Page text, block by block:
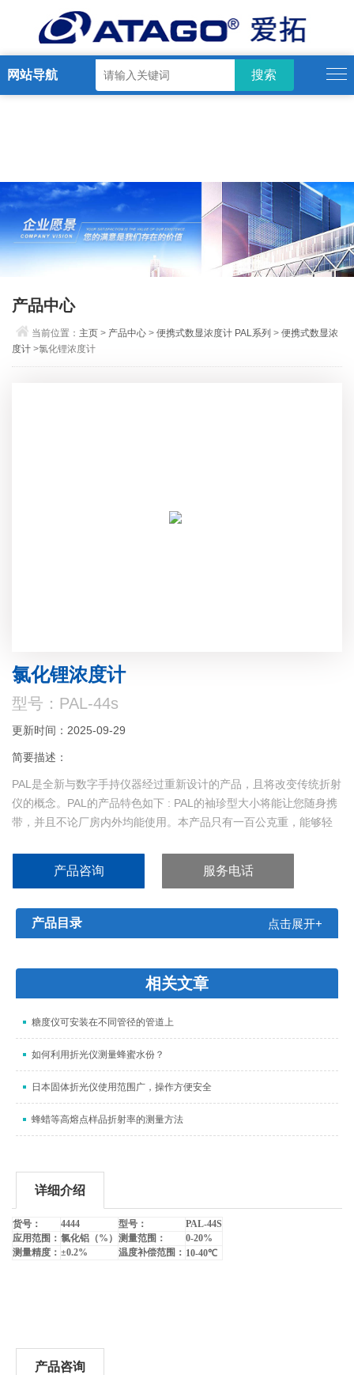
网站导航
产品中心
当前位置： 主页 > 产品中心 >便携式数显浓度计 PAL系列 >便携式数显浓
度计 >氯化锂浓度计
氯化锂浓度计
型号：PAL-44s
更新时间：2025-09-29
简要描述：
PAL是全新与数字手持仪器经过重新设计的产品，且将改变传统折射
仪的概念。PAL的产品特色如下 : PAL的袖珍型大小将能让您随身携
带，并且不论厂房内外均能使用。本产品只有一百公克重，能够轻
产品咨询 服务电话
产品目录 点击展开+
相关文章
糖度仪可安装在不同管径的管道上
如何利用折光仪测量蜂蜜水份？
日本固体折光仪使用范围广，操作方便安全
蜂蜡等高熔点样品折射率的测量方法
详细介绍
货号： 4444 型号：
PAL-44S
应用范围： 氯化铝（% ） 测量范围：
0-20%
测量精度： ±0.2% 温度补偿范围： 10-40℃
产品咨询